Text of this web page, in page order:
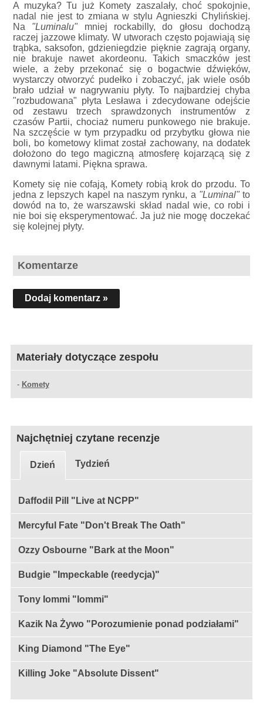
A muzyka? Tu już Komety zaszalały, choć spokojnie,
nadal nie jest to zmiana w stylu Agnieszki Chylińskiej.
Na "Luminalu"mniej rockabilly, do głosu dochodzą
raczej jazzowe klimaty. W utworach często pojawiają się
trąbka, saksofon, gdzieniegdzie pięknie zagrają organy,
nie brakuje nawet akordeonu. Takich smaczków jest
wiele, a żeby przekonać się o bogactwie dźwięków,
wystarczy otworzyć pudełko i zobaczyć, jak wiele osób
brało udział w nagrywaniu płyty. To najbardziej chyba
"rozbudowana" płyta Lesława i zdecydowane odejście
od zestawu trzech sprawdzonych instrumentów z
czasów Partii, chociaż numeru punkowego nie brakuje.
Na szczęście w tym przypadku od przybytku głowa nie
boli, bo kometowy klimat został zachowany, na dodatek
dołożono do tego magiczną atmosferę kojarzącą się z
dawnymi latami. Piękna sprawa.
Komety się nie cofają, Komety robią krok do przodu. To
jedna z lepszych kapel na naszym rynku, a "Luminal"to
dowód na to, że warszawski skład nadal wie, co robi i
nie boi się eksperymentować. Ja już nie mogę doczekać
się kolejnej płyty.
Komentarze
Dodaj komentarz »
Materiały dotyczące zespołu
- Komety
Najchętniej czytane recenzje
Dzień Tydzień
Daffodil Pill "Live at NCPP"
Mercyful Fate "Don't Break The Oath"
Ozzy Osbourne "Bark at the Moon"
Budgie "Impeckable (reedycja)"
Tony Iommi "Iommi"
Kazik Na Żywo "Porozumienie ponad podziałami"
King Diamond "The Eye"
Killing Joke "Absolute Dissent"